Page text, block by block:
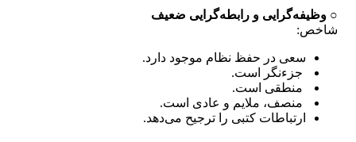
○ وظیفه‌گرایی و رابطه‌گرایی ضعیف
شاخص:
سعی در حفظ نظام موجود دارد.
جزءنگر است.
منطقی است.
منصف، ملایم و عادی است.
ارتباطات کتبی را ترجیح می‌دهد.